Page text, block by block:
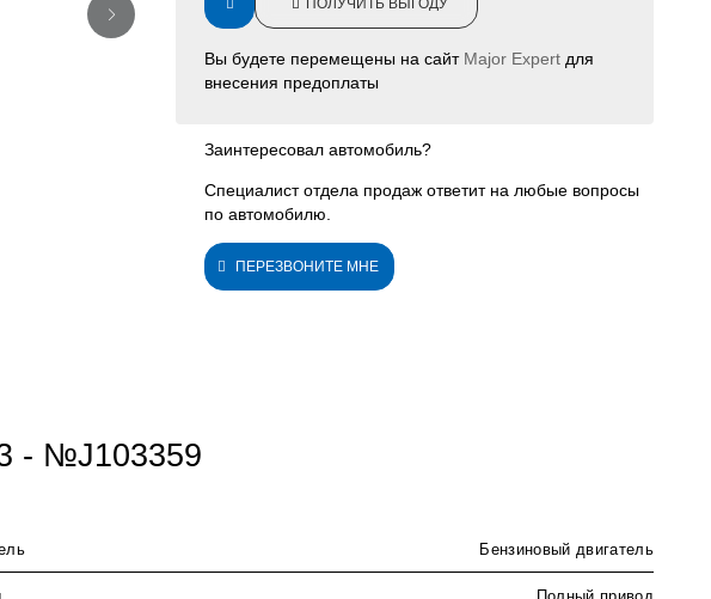
ПОЛУЧИТЬ ВЫГОДУ
Вы будете перемещены на сайт Major Expert для
внесения предоплаты
Заинтересовал автомобиль?
Специалист отдела продаж ответит на любые вопросы
по автомобилю.
ПЕРЕЗВОНИТЕ МНЕ
- №J103359
Бензиновый двигатель